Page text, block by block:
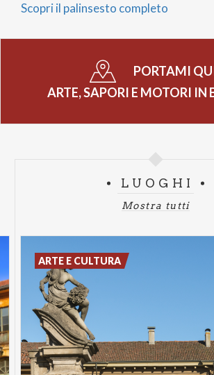
Comune di Lesmo: "Due Curve:
Scopri il palinsesto completo
PORTAMI
ARTE, SAPORI E MOTORI IN
LUOGHI
Mostra tutti
ARTE E CULTURA